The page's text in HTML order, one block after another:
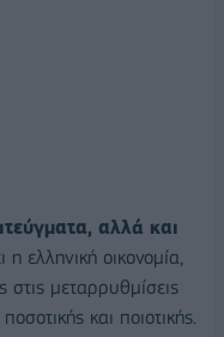
αλλά και
ελληνική οικονομία,
στις μεταρρυθμίσεις
και ποιοτικής.